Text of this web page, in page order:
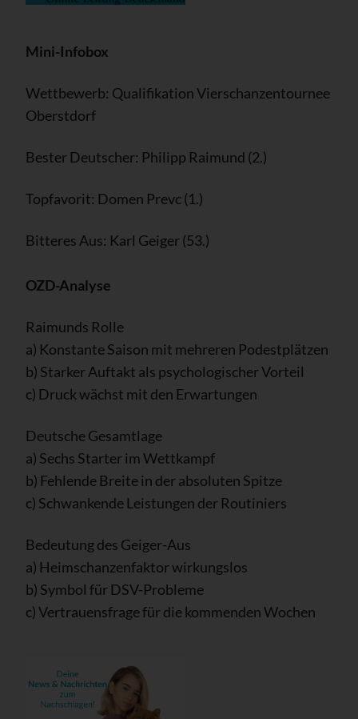
Mini-Infobox
Wettbewerb: Qualifikation Vierschanzentournee
Oberstdorf
Bester Deutscher: Philipp Raimund (2.)
Topfavorit: Domen Prevc (1.)
Bitteres Aus: Karl Geiger (53.)
OZD-Analyse
Raimunds Rolle
a) Konstante Saison mit mehreren Podestplätzen
b) Starker Auftakt als psychologischer Vorteil
c) Druck wächst mit den Erwartungen
Deutsche Gesamtlage
a) Sechs Starter im Wettkampf
b) Fehlende Breite in der absoluten Spitze
c) Schwankende Leistungen der Routiniers
Bedeutung des Geiger-Aus
a) Heimschanzenfaktor wirkungslos
b) Symbol für DSV-Probleme
c) Vertrauensfrage für die kommenden Wochen